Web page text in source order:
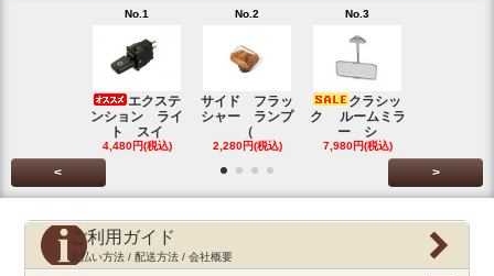
No.1
エクステ
ンション ライ
ト スイ
4,480円(税込)
No.2
サイド フラッ
シャー ランプ
（
2,280円(税込)
No.3
クラシッ
ク ルームミラ
ー シ
7,980円(税込)
< >
ご利用ガイド
支払い方法 / 配送方法 / 会社概要